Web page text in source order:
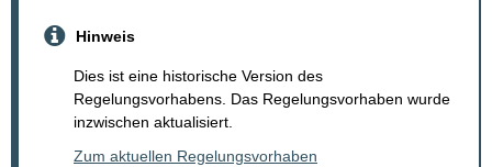
Hinweis
Dies ist eine historische Version des
Regelungsvorhabens. Das Regelungsvorhaben wurde
inzwischen aktualisiert.
Zum aktuellen Regelungsvorhaben